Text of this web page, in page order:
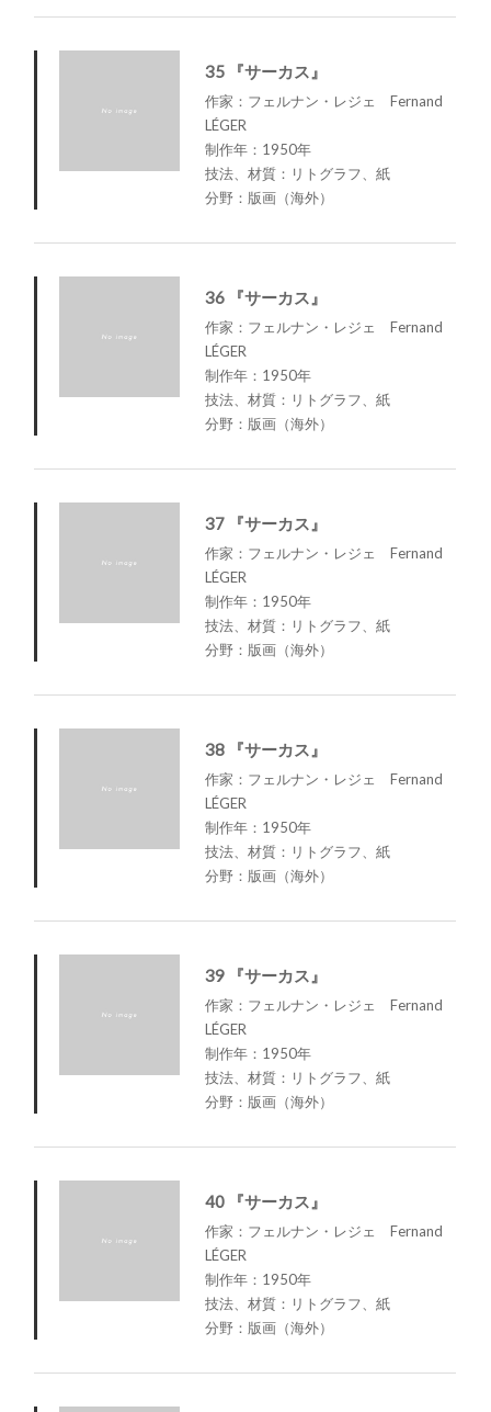
35 『サーカス』
作家：フェルナン・レジェ Fernand
LÉGER
制作年：1950年
技法、材質：リトグラフ、紙
分野：版画（海外）
36 『サーカス』
作家：フェルナン・レジェ Fernand
LÉGER
制作年：1950年
技法、材質：リトグラフ、紙
分野：版画（海外）
37 『サーカス』
作家：フェルナン・レジェ Fernand
LÉGER
制作年：1950年
技法、材質：リトグラフ、紙
分野：版画（海外）
38 『サーカス』
作家：フェルナン・レジェ Fernand
LÉGER
制作年：1950年
技法、材質：リトグラフ、紙
分野：版画（海外）
39 『サーカス』
作家：フェルナン・レジェ Fernand
LÉGER
制作年：1950年
技法、材質：リトグラフ、紙
分野：版画（海外）
40 『サーカス』
作家：フェルナン・レジェ Fernand
LÉGER
制作年：1950年
技法、材質：リトグラフ、紙
分野：版画（海外）